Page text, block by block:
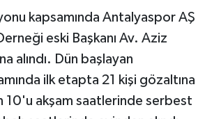
kapsamında Antalyaspor AŞ
eski Başkanı Av. Aziz
alındı. Dün başlayan
ilk etapta 21 kişi gözaltına
10'u akşam saatlerinde serbest